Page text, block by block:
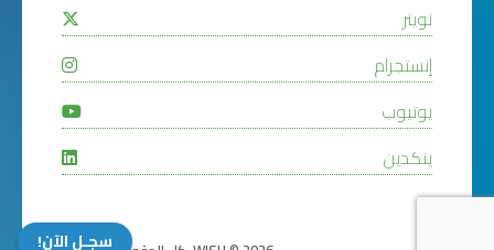
سجـل الآن!
تويتر
إنستجرام
يوتيوب
ينكدين